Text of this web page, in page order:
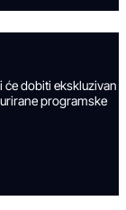
će dobiti ekskluzivan
programske